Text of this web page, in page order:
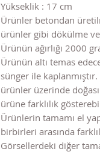
Yükseklik : 17 cm
Ürünler betondan
ürünler gibi dökülme
Ürünün ağırlığı 2000
Ürünün altı temas
sünger ile
ürünler üzerinde
ürüne farklılık
Ürünlerin tamamı el
birbirleri arasında
Görsellerdeki diğer